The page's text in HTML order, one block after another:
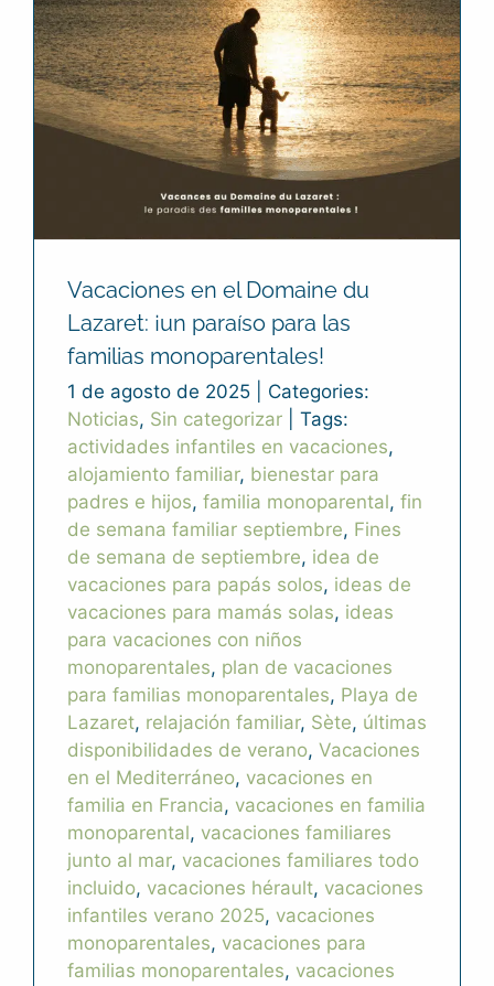
Vacaciones en el Domaine du
Lazaret: ¡un paraíso para las
familias monoparentales!
1 de agosto de 2025
Categories:
Noticias, Sin categorizar
Tags:
actividades infantiles en vacaciones,
alojamiento familiar, bienestar para
padres e hijos, familia monoparental, fin
de semana familiar septiembre, Fines
de semana de septiembre, idea de
vacaciones para papás solos, ideas de
vacaciones para mamás solas, ideas
para vacaciones con niños
monoparentales, plan de vacaciones
para familias monoparentales, Playa de
Lazaret, relajación familiar, Sète, últimas
disponibilidades de verano, Vacaciones
en el Mediterráneo, vacaciones en
familia en Francia, vacaciones en familia
monoparental, vacaciones familiares
junto al mar, vacaciones familiares todo
incluido, vacaciones hérault, vacaciones
infantiles verano 2025, vacaciones
monoparentales, vacaciones para
familias monoparentales, vacaciones